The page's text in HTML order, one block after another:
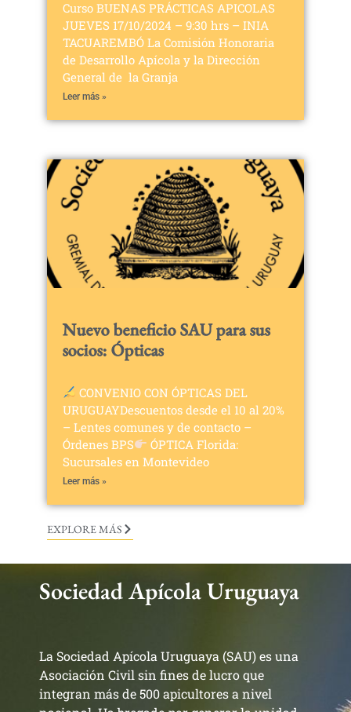
Curso BUENAS PRÁCTICAS APICOLAS
JUEVES 17/10/2024 – 9:30 hrs – INIA
TACUAREMBÓ La Comisión Honoraria
de Desarrollo Apícola y la Dirección
General de la Granja
Leer más »
Nuevo beneficio SAU para sus
socios: Ópticas
CONVENIO CON ÓPTICAS DEL
URUGUAYDescuentos desde el 10 al 20%
– Lentes comunes y de contacto –
Órdenes BPS
ÓPTICA Florida:
Sucursales en Montevideo
Leer más »
EXPLORE MÁS
Sociedad Apícola Uruguaya
La Sociedad Apícola Uruguaya (SAU) es una
Asociación Civil sin fines de lucro que
integran más de 500 apicultores a nivel